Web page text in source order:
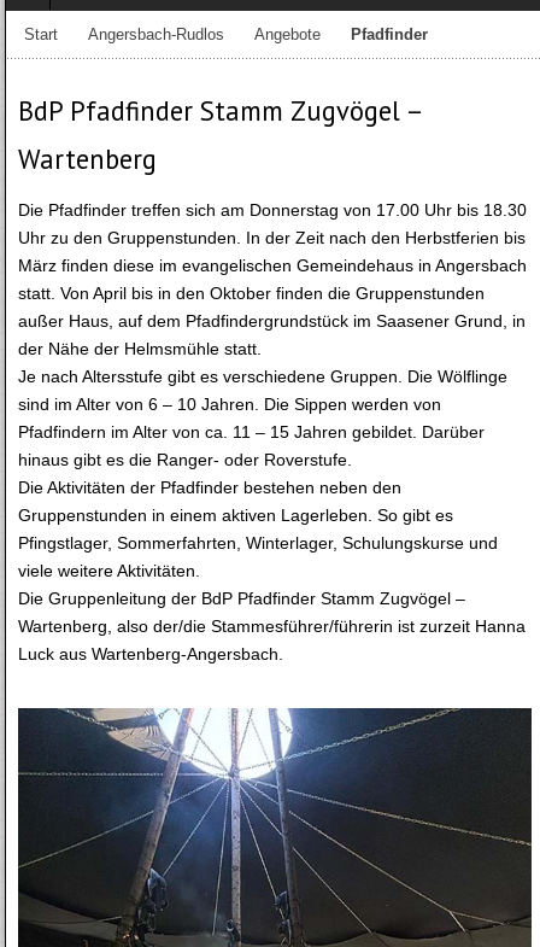
Start Angersbach-Rudlos Angebote Pfadfinder
BdP Pfadfinder Stamm Zugvögel –
Wartenberg
Die Pfadfinder treffen sich am Donnerstag von 17.00 Uhr bis 18.30
Uhr zu den Gruppenstunden. In der Zeit nach den Herbstferien bis
März finden diese im evangelischen Gemeindehaus in Angersbach
statt. Von April bis in den Oktober finden die Gruppenstunden
außer Haus, auf dem Pfadfindergrundstück im Saasener Grund, in
der Nähe der Helmsmühle statt.
Je nach Altersstufe gibt es verschiedene Gruppen. Die Wölflinge
sind im Alter von 6 – 10 Jahren. Die Sippen werden von
Pfadfindern im Alter von ca. 11 – 15 Jahren gebildet. Darüber
hinaus gibt es die Ranger- oder Roverstufe.
Die Aktivitäten der Pfadfinder bestehen neben den
Gruppenstunden in einem aktiven Lagerleben. So gibt es
Pfingstlager, Sommerfahrten, Winterlager, Schulungskurse und
viele weitere Aktivitäten.
Die Gruppenleitung der BdP Pfadfinder Stamm Zugvögel –
Wartenberg, also der/die Stammesführer/führerin ist zurzeit Hanna
Luck aus Wartenberg-Angersbach.